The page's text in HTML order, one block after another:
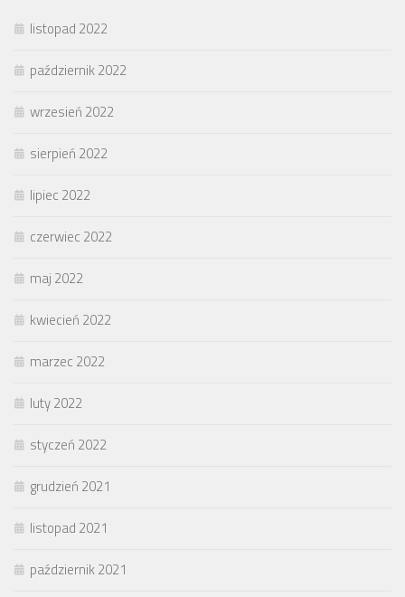
listopad 2022
październik 2022
wrzesień 2022
sierpień 2022
lipiec 2022
czerwiec 2022
maj 2022
kwiecień 2022
marzec 2022
luty 2022
styczeń 2022
grudzień 2021
listopad 2021
październik 2021